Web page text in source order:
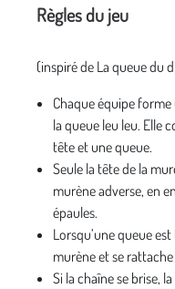
Règles du jeu
(inspiré de La queue du
Chaque équipe
la queue leu leu. Elle
tête et une queue.
Seule la tête de la
murène adverse, en
épaules.
Lorsqu’une queue
murène et se rattache
Si la chaîne se brise,